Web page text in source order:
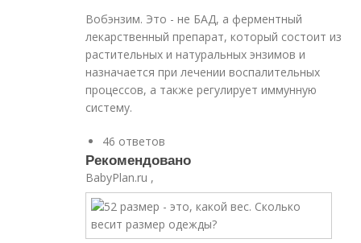
Вобэнзим. Это - не БАД, а ферментный
лекарственный препарат, который состоит из
растительных и натуральных энзимов и
назначается при лечении воспалительных
процессов, а также регулирует иммунную
систему.
46 ответов
Рекомендовано
BabyPlan.ru ,